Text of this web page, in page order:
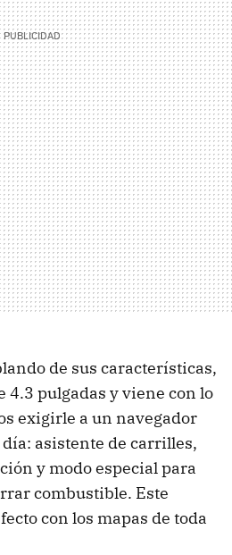
de sus características,
4.3 pulgadas y viene con lo
exigirle a un navegador
asistente de carrilles,
y modo especial para
combustible. Este
con los mapas de toda